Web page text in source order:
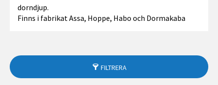
dorndjup.
Finns i fabrikat Assa, Hoppe, Habo och Dormakaba
FILTRERA